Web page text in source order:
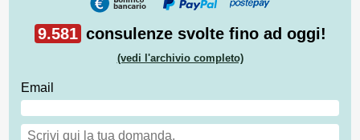
9.581 consulenze svolte fino ad oggi!
(vedi l'archivio completo)
Email